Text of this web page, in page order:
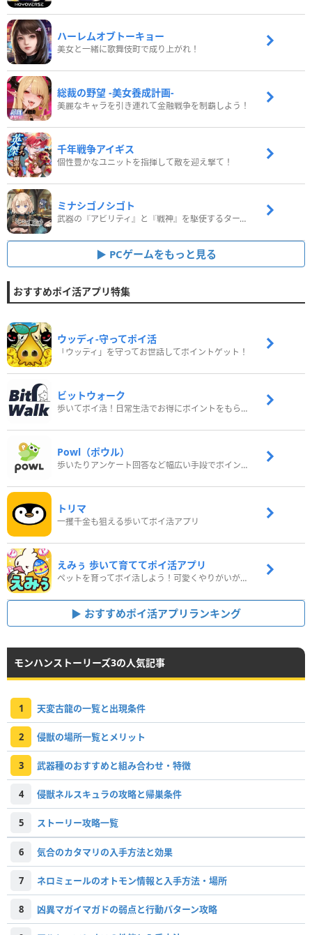
ハーレムオブトーキョー
美女と一緒に歌舞伎町で成り上がれ！
総裁の野望 -美女養成計画-
美麗なキャラを引き連れて金融戦争を制覇しよう！
千年戦争アイギス
個性豊かなユニットを指揮して敵を迎え撃て！
ミナシゴノシゴト
武器の『アビリティ』と『戦神』を駆使するターン制コマンドバトルRPG！
PCゲームをもっと見る
おすすめポイ活アプリ特集
ウッディ‐守ってポイ活
「ウッディ」を守ってお世話してポイントゲット！
ビットウォーク
歩いてポイ活！日常生活でお得にポイントをもらおう
Powl（ポウル）
歩いたりアンケート回答など幅広い手段でポイントをゲット
トリマ
一攫千金も狙える歩いてポイ活アプリ
えみぅ 歩いて育ててポイ活アプリ
ペットを育ってポイ活しよう！可愛くやりがいがある新感覚アプリ
おすすめポイ活アプリランキング
モンハンストーリーズ3の人気記事
1 天変古龍の一覧と出現条件
2 侵獣の場所一覧とメリット
3 武器種のおすすめと組み合わせ・特徴
4 侵獣ネルスキュラの攻略と帰巣条件
5 ストーリー攻略一覧
6 気合のカタマリの入手方法と効果
7 ネロミェールのオトモン情報と入手方法・場所
8 凶異マガイマガドの弱点と行動パターン攻略